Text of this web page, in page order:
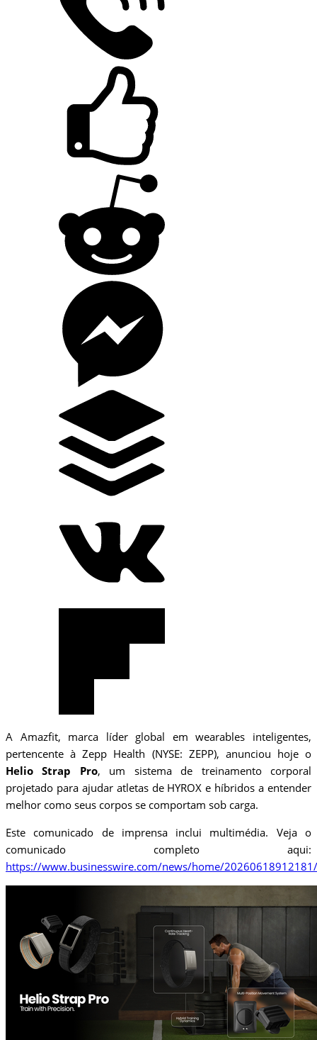
A Amazfit, marca líder global em wearables inteligentes,
pertencente à Zepp Health (NYSE: ZEPP), anunciou hoje o
Helio Strap Pro, um sistema de treinamento corporal
projetado para ajudar atletas de HYROX e híbridos a entender
melhor como seus corpos se comportam sob carga.
Este comunicado de imprensa inclui multimédia. Veja o
comunicado completo aqui:
https://www.businesswire.com/news/home/